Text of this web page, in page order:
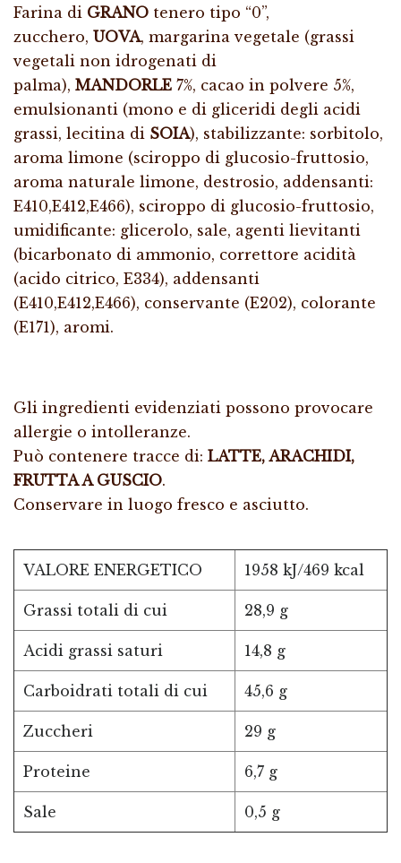
Farina di GRANO tenero tipo “0”,
zucchero, UOVA, margarina vegetale (grassi
vegetali non idrogenati di
palma), MANDORLE 7%, cacao in polvere 5%,
emulsionanti (mono e di gliceridi degli acidi
grassi, lecitina di SOIA), stabilizzante: sorbitolo,
aroma limone (sciroppo di glucosio-fruttosio,
aroma naturale limone, destrosio, addensanti:
E410,E412,E466), sciroppo di glucosio-fruttosio,
umidificante: glicerolo, sale, agenti lievitanti
(bicarbonato di ammonio, correttore acidità
(acido citrico, E334), addensanti
(E410,E412,E466), conservante (E202), colorante
(E171), aromi.
Gli ingredienti evidenziati possono provocare
allergie o intolleranze.
Può contenere tracce di: LATTE, ARACHIDI,
FRUTTA A GUSCIO.
Conservare in luogo fresco e asciutto.
VALORE ENERGETICO 1958 kJ/469 kcal
Grassi totali di cui 28,9 g
Acidi grassi saturi 14,8 g
Carboidrati totali di cui 45,6 g
Zuccheri 29 g
Proteine 6,7 g
Sale 0,5 g